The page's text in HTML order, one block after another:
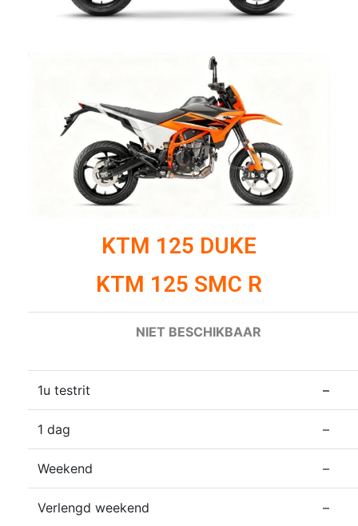
KTM 125 DUKE
KTM 125 SMC R
NIET BESCHIKBAAR
1u testrit –
1 dag –
Weekend –
Verlengd weekend –